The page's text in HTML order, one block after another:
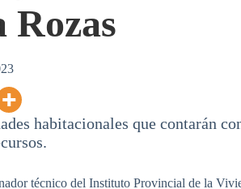
Rozas
habitacionales que contarán
técnico del Instituto Provincial de la